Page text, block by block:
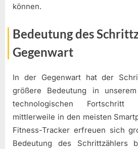
können.
Bedeutung des
Gegenwart
In der Gegenwart hat der
größere Bedeutung in
technologischen Fortschritt
mittlerweile in den meisten
Fitness-Tracker erfreuen sich
Bedeutung des Schrittzählers